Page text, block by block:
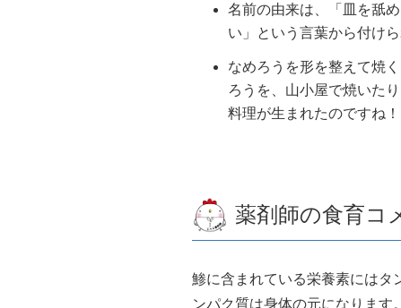
名前の由来は、「皿を舐
い」という言葉から付け
なめろうを形を整えて焼
ろうを、山小屋で焼いた
料理が生まれたのですね！
薬剤師の食育コ
鯵に含まれている栄養素にはタ
ンパク質は身体の元になりま